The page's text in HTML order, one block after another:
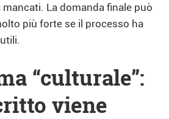
La domanda finale può
più forte se il processo ha
“culturale”:
viene